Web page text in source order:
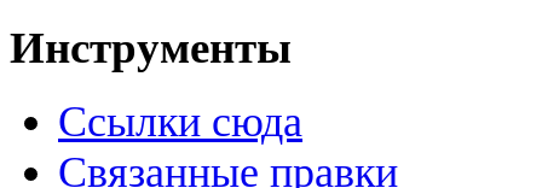
Инструменты
Ссылки сюда
Связанные правки